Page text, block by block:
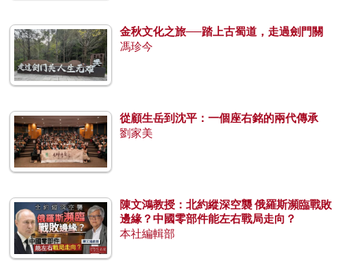
金秋文化之旅──踏上古蜀道，走過劍門關
馮珍今
從顧生岳到沈平：一個座右銘的兩代傳承
劉家美
陳文鴻教授：北約縱深空襲 俄羅斯瀕臨戰敗
邊緣？中國零部件能左右戰局走向？
本社編輯部